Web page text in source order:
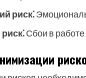
риск⁚
Сбои в